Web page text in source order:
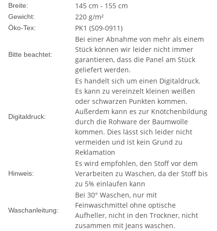
Breite: 145 cm - 155 cm
Gewicht: 220 g/m²
Öko-Tex: PK1 (S09-0911)
Bitte beachtet:
Bei einer Abnahme von mehr als einem
Stück können wir leider nicht immer
garantieren, dass die Panel am Stück
geliefert werden.
Digitaldruck:
Es handelt sich um einen Digitaldruck.
Es kann zu vereinzelt kleinen weißen
oder schwarzen Punkten kommen.
Außerdem kann es zur Knötchenbildung
durch die Rohware der Baumwolle
kommen. Dies lässt sich leider nicht
vermeiden und ist kein Grund zu
Reklamation
Hinweis:
Es wird empfohlen, den Stoff vor dem
Verarbeiten zu Waschen, da der Stoff bis
zu 5% einlaufen kann
Waschanleitung:
Bei 30° Waschen, nur mit
Feinwaschmittel ohne optische
Aufheller, nicht in den Trockner, nicht
zusammen mit Jeans waschen.